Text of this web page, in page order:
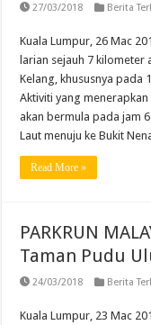
27/03/2018 Berita
Kuala Lumpur, 26 Mac
larian sejauh 7 kilometer
Kelang, khususnya pada
Aktiviti yang menerapkan
akan bermula pada jam
Laut menuju ke Bukit
Read More »
PARKRUN
Taman Pudu
24/03/2018 Berita
Kuala Lumpur, 23 Mac